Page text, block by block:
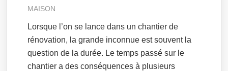
MAISON
Lorsque l’on se lance dans un chantier de
rénovation, la grande inconnue est souvent la
question de la durée. Le temps passé sur le
chantier a des conséquences à plusieurs